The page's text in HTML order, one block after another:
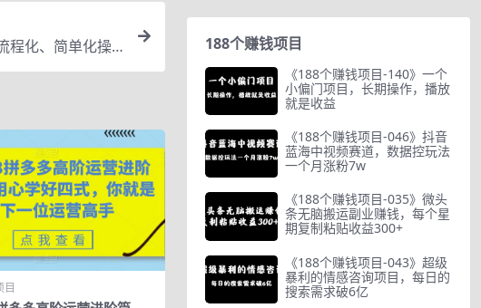
程化、简单化操
目
188个赚钱项目
《188个赚钱项目-140》一个
小偏门项目，长期操作，播放
就是收益
《188个赚钱项目-046》抖音
蓝海中视频赛道，数据控玩法
一个月涨粉7w
《188个赚钱项目-035》微头
条无脑搬运副业赚钱，每个星
期复制粘贴收益300+
《188个赚钱项目-043》超级
暴利的情感咨询项目，每日的
搜索需求破6亿